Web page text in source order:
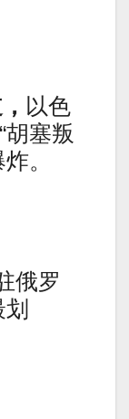
以色
塞叛
。
俄罗